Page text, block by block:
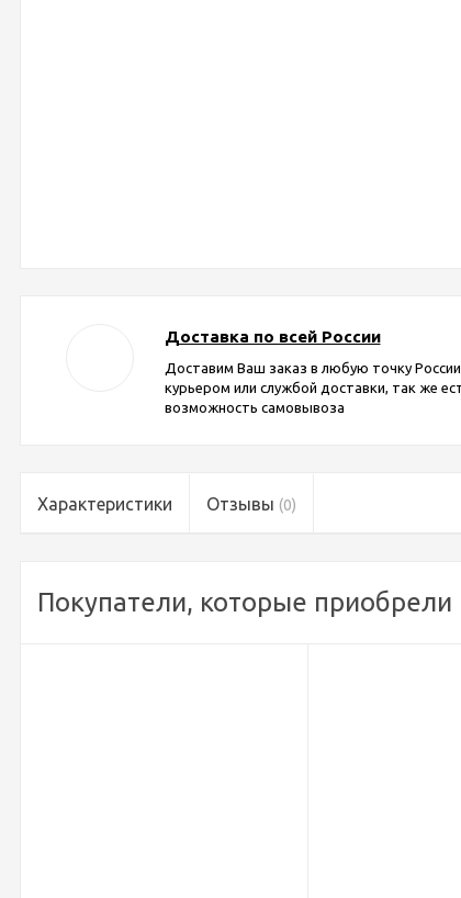
Доставка по всей России
Доставим Ваш заказ в любую точку России
курьером или службой доставки, так же
возможность самовывоза
Характеристики Отзывы (0)
Покупатели, которые